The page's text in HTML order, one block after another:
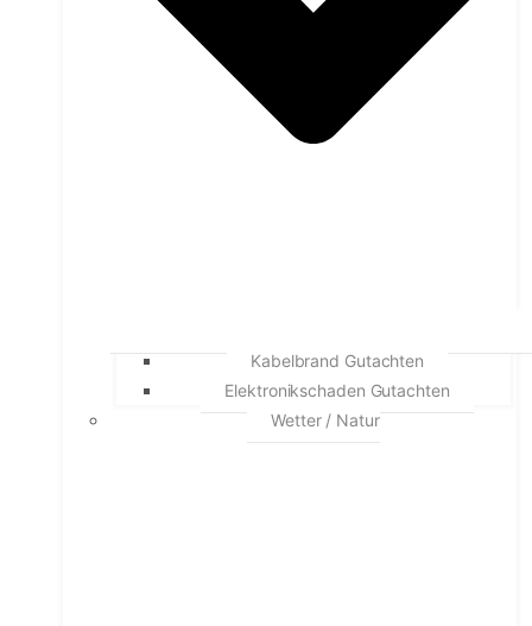
Kabelbrand Gutachten
Elektronikschaden Gutachten
Wetter / Natur